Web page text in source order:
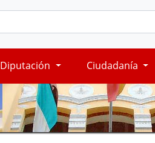
Diputación Ciudadanía